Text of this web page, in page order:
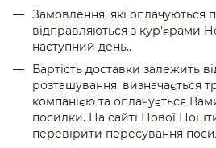
Замовлення, які оплачуються
відправляються з кур'єрами
наступний день..
Вартість доставки залежить
розташування, визначається
компанією та оплачується
посилки. На сайті Нової
перевірити пересування